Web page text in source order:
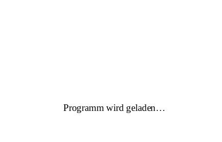
Programm wird geladen…